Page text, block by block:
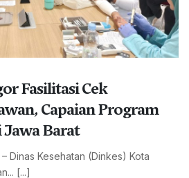
Fasilitasi Cek
Capaian Program
Barat
Dinas Kesehatan (Dinkes) Kota
[...]